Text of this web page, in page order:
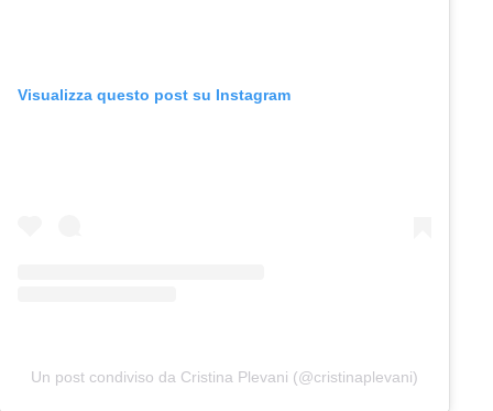
Visualizza questo post su Instagram
Un post condiviso da Cristina Plevani (@cristinaplevani)